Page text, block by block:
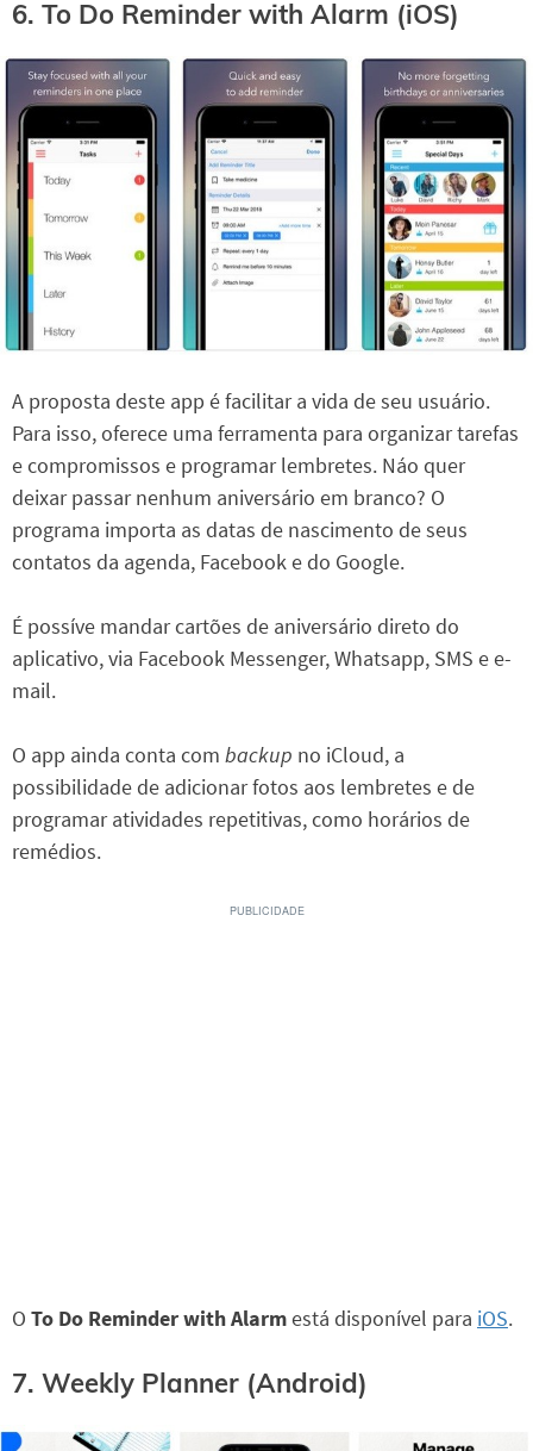
6. To Do Reminder with Alarm (iOS)
A proposta deste app é facilitar a vida de seu usuário.
Para isso, oferece uma ferramenta para organizar tarefas
e compromissos e programar lembretes. Náo quer
deixar passar nenhum aniversário em branco? O
programa importa as datas de nascimento de seus
contatos da agenda, Facebook e do Google.
É possíve mandar cartões de aniversário direto do
aplicativo, via Facebook Messenger, Whatsapp, SMS e e-
mail.
O app ainda conta com backup no iCloud, a
possibilidade de adicionar fotos aos lembretes e de
programar atividades repetitivas, como horários de
remédios.
O To Do Reminder with Alarmestá disponível para iOS.
7. Weekly Planner (Android)